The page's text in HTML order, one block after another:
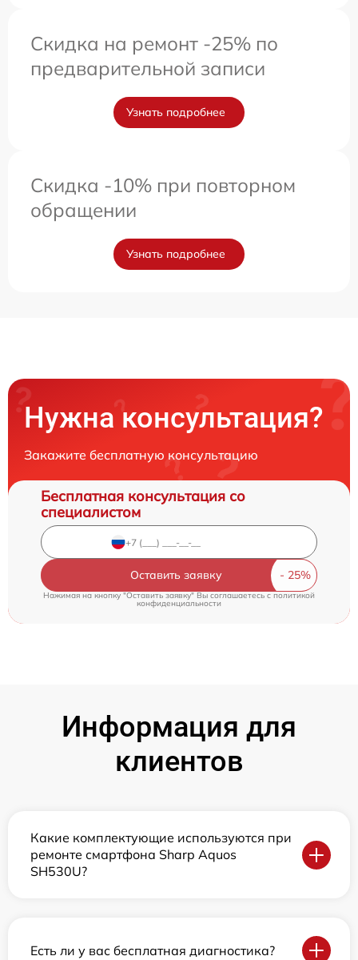
Скидка на ремонт -25% по
предварительной записи
Узнать подробнее
Скидка -10% при повторном
обращении
Узнать подробнее
Нужна консультация?
Закажите бесплатную консультацию
Бесплатная консультация со
специалистом
Оставить заявку
Нажимая на кнопку "Оставить заявку" Вы соглашаетесь c политикой
конфиденциальности
Информация для
клиентов
Какие комплектующие используются при
ремонте смартфона Sharp Aquos
SH530U?
Есть ли у вас бесплатная диагностика?